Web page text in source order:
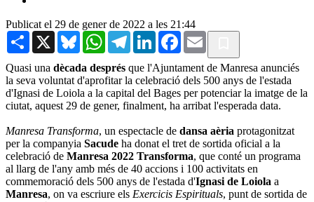
Publicat el 29 de gener de 2022 a les 21:44
Share X BlueskyWhatsAppTelegramLinkedInFacebook
Email
Quasi una dècada després que l'Ajuntament de Manresa anunciés
la seva voluntat d'aprofitar la celebració dels 500 anys de l'estada
d'Ignasi de Loiola a la capital del Bages per potenciar la imatge de la
ciutat, aquest 29 de gener, finalment, ha arribat l'esperada data.
Manresa Transforma, un espectacle de dansa aèria protagonitzat
per la companyia Sacude ha donat el tret de sortida oficial a la
celebració de Manresa 2022 Transforma, que conté un programa
al llarg de l'any amb més de 40 accions i 100 activitats en
commemoració dels 500 anys de l'estada d'Ignasi de Loiola a
Manresa, on va escriure els Exercicis Espirituals, punt de sortida de